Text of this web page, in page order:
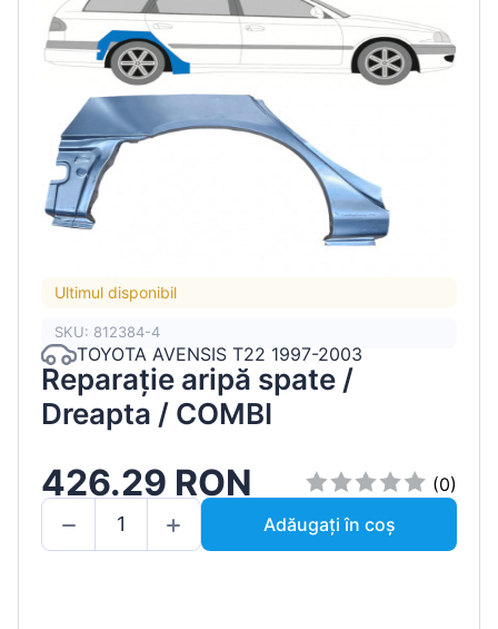
Ultimul disponibil
SKU: 812384-4
TOYOTA AVENSIS T22 1997-2003
Reparație aripă spate /
Dreapta / COMBI
426.29 RON
(0)
Adăugați în coș